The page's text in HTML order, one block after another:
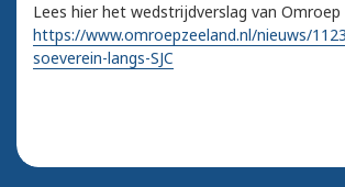
Lees hier het wedstrijdverslag van Omroep
https://www.omroepzeeland.nl/nieuws/
soeverein-langs-SJC